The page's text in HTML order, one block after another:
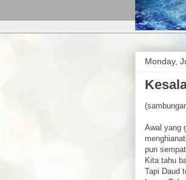
Monday,
Awal yang
pun
Kita tahu
Tapi Daud